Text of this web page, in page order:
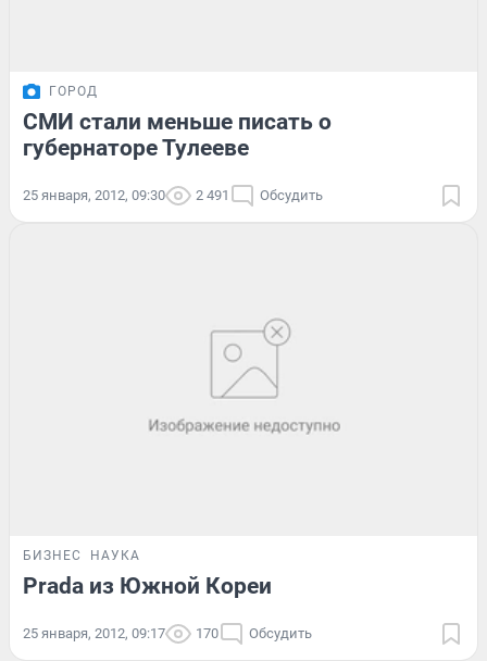
ГОРОД
СМИ стали меньше писать о
губернаторе Тулееве
25 января, 2012, 09:30 2 491 Обсудить
БИЗНЕС НАУКА
Prada из Южной Кореи
25 января, 2012, 09:17 170 Обсудить